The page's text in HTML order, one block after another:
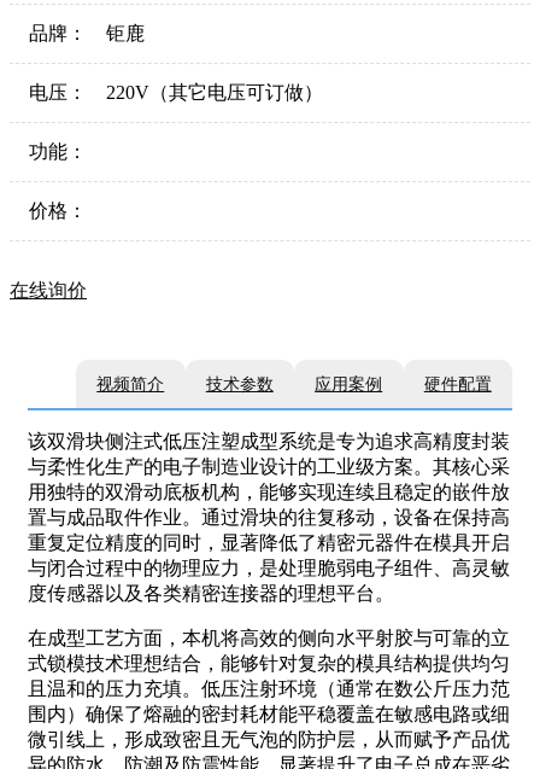
品牌： 钜鹿
电压： 220V（其它电压可订做）
功能：
价格：
在线询价
视频简介 技术参数 应用案例 硬件配置
该双滑块侧注式低压注塑成型系统是专为追求高精度封装
与柔性化生产的电子制造业设计的工业级方案。其核心采
用独特的双滑动底板机构，能够实现连续且稳定的嵌件放
置与成品取件作业。通过滑块的往复移动，设备在保持高
重复定位精度的同时，显著降低了精密元器件在模具开启
与闭合过程中的物理应力，是处理脆弱电子组件、高灵敏
度传感器以及各类精密连接器的理想平台。
在成型工艺方面，本机将高效的侧向水平射胶与可靠的立
式锁模技术理想结合，能够针对复杂的模具结构提供均匀
且温和的压力充填。低压注射环境（通常在数公斤压力范
围内）确保了熔融的密封耗材能平稳覆盖在敏感电路或细
微引线上，形成致密且无气泡的防护层，从而赋予产品优
异的防水、防潮及防震性能，显著提升了电子总成在恶劣